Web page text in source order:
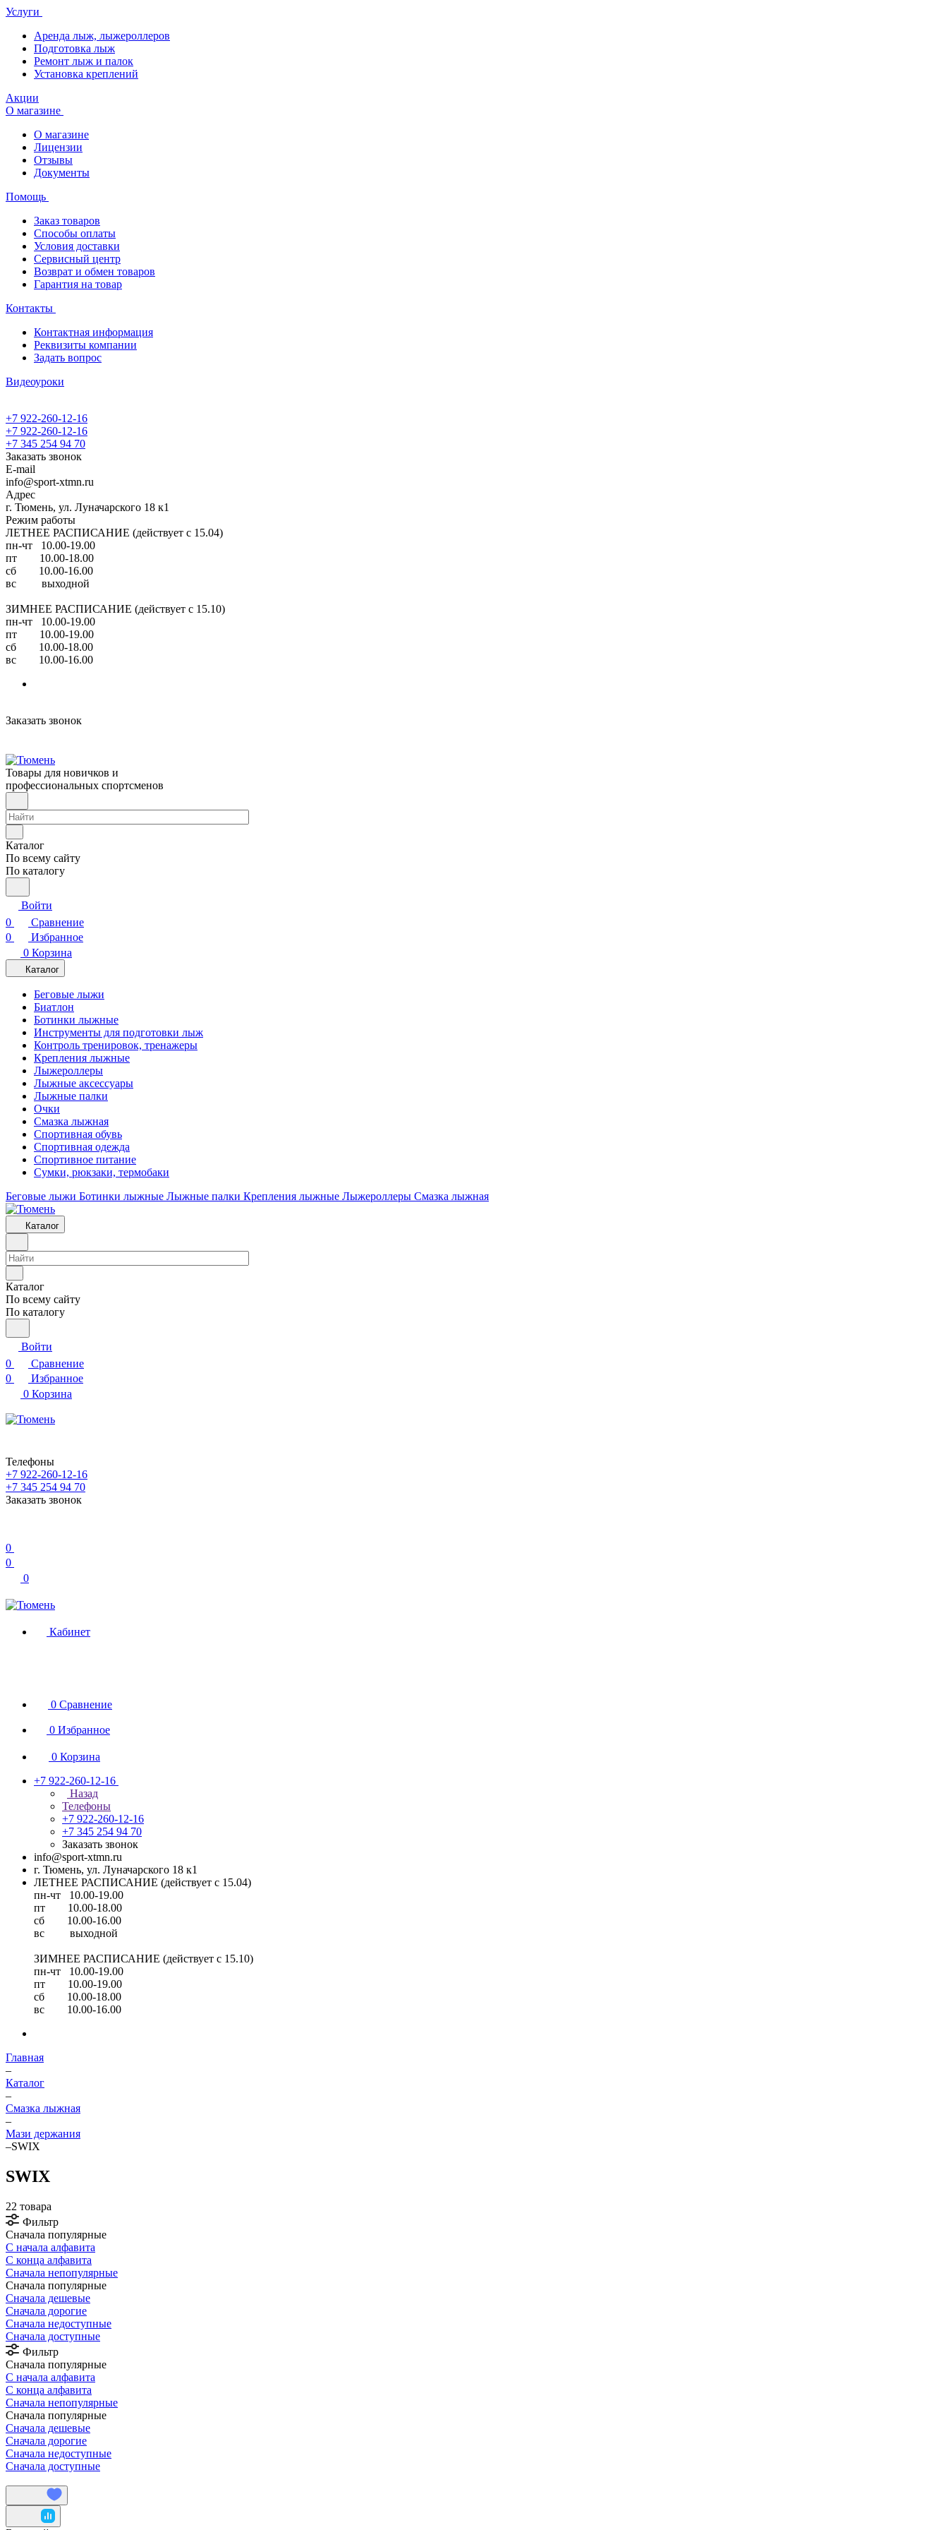
Услуги
Аренда лыж, лыжероллеров
Подготовка лыж
Ремонт лыж и палок
Установка креплений
Акции
О магазине
О магазине
Лицензии
Отзывы
Документы
Помощь
Заказ товаров
Способы оплаты
Условия доставки
Сервисный центр
Возврат и обмен товаров
Гарантия на товар
Контакты
Контактная информация
Реквизиты компании
Задать вопрос
Видеоуроки
+7 922-260-12-16
+7 922-260-12-16
+7 345 254 94 70
Заказать звонок
E-mail
info@sport-xtmn.ru
Адрес
г. Тюмень, ул. Луначарского 18 к1
Режим работы
ЛЕТНЕЕ РАСПИСАНИЕ (действует с 15.04)
пн-чт 10.00-19.00
пт 10.00-18.00
сб 10.00-16.00
вс выходной
ЗИМНЕЕ РАСПИСАНИЕ (действует с 15.10)
пн-чт 10.00-19.00
пт 10.00-19.00
сб 10.00-18.00
вс 10.00-16.00
Заказать звонок
Товары для новичков и
профессиональных спортсменов
Каталог
По всему сайту
По каталогу
Войти
0
Сравнение
0
Избранное
0 Корзина
Каталог
Беговые лыжи
Биатлон
Ботинки лыжные
Инструменты для подготовки лыж
Контроль тренировок, тренажеры
Крепления лыжные
Лыжероллеры
Лыжные аксессуары
Лыжные палки
Очки
Смазка лыжная
Спортивная обувь
Спортивная одежда
Спортивное питание
Сумки, рюкзаки, термобаки
Беговые лыжи Ботинки лыжные Лыжные палки Крепления лыжные Лыжероллеры Смазка лыжная
Каталог
Каталог
По всему сайту
По каталогу
Войти
0
Сравнение
0
Избранное
0 Корзина
Телефоны
+7 922-260-12-16
+7 345 254 94 70
Заказать звонок
0
0
0
Кабинет
0 Сравнение
0 Избранное
0 Корзина
+7 922-260-12-16
Назад
Телефоны
+7 922-260-12-16
+7 345 254 94 70
Заказать звонок
info@sport-xtmn.ru
г. Тюмень, ул. Луначарского 18 к1
ЛЕТНЕЕ РАСПИСАНИЕ (действует с 15.04)
пн-чт 10.00-19.00
пт 10.00-18.00
сб 10.00-16.00
вс выходной
ЗИМНЕЕ РАСПИСАНИЕ (действует с 15.10)
пн-чт 10.00-19.00
пт 10.00-19.00
сб 10.00-18.00
вс 10.00-16.00
Главная
–
Каталог
–
Смазка лыжная
–
Мази держания
–SWIX
SWIX
22 товара
Фильтр
Сначала популярные
С начала алфавита
С конца алфавита
Сначала непопулярные
Сначала популярные
Сначала дешевые
Сначала дорогие
Сначала недоступные
Сначала доступные
Фильтр
Сначала популярные
С начала алфавита
С конца алфавита
Сначала непопулярные
Сначала популярные
Сначала дешевые
Сначала дорогие
Сначала недоступные
Сначала доступные